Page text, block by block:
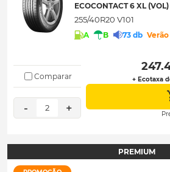
ECOCONTACT 6 XL
255/40R20 V101
A B 73 db Verão
Comparar
- 2 +
+ Ecotaxa
PREMIUM